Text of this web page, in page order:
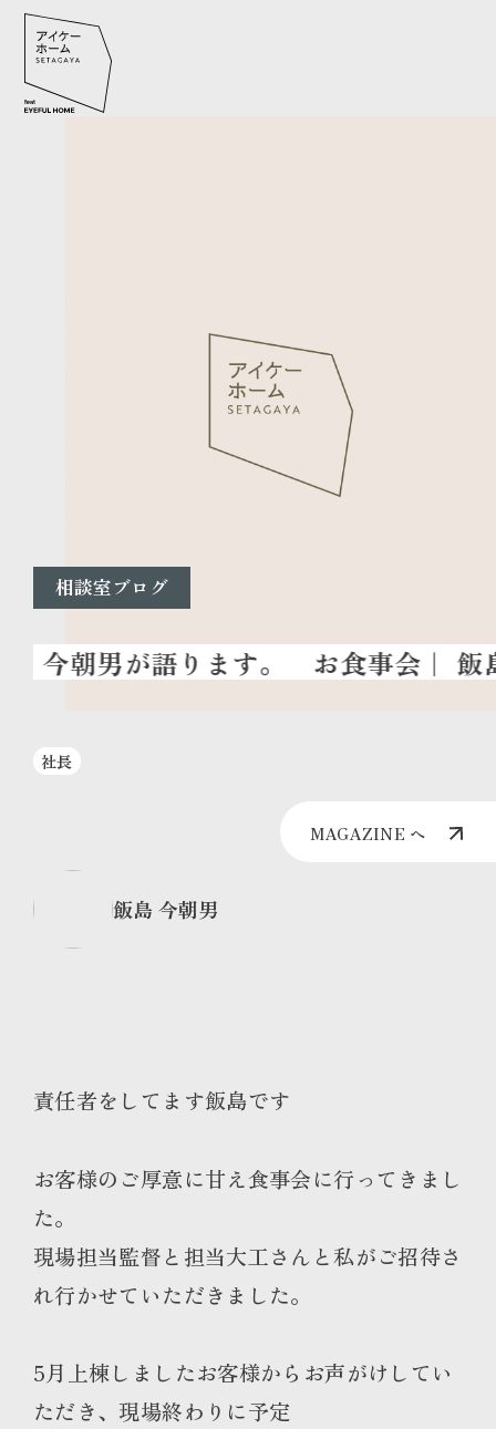
相談室ブログ
お食事会｜ 飯
社長
MAGAZINE へ
飯島 今朝男
責任者をしてます飯島です
お客様のご厚意に甘え食事会に行ってきまし
た。
現場担当監督と担当大工さんと私がご招待さ
れ行かせていただきました。
5月上棟しましたお客様からお声がけしてい
ただき、現場終わりに予定